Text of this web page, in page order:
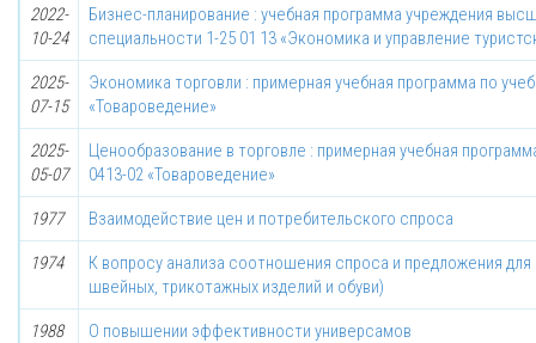
2022-
10-24
Бизнес-планирование : учебная программа учреждения
специальности 1-25 01 13 «Экономика и управление
2025-
07-15
Экономика торговли : примерная учебная программа по
«Товароведение»
2025-
05-07
Ценообразование в торговле : примерная учебная
0413-02 «Товароведение»
1977 Взаимодействие цен и потребительского спроса
1974
К вопросу анализа соотношения спроса и предложения
швейных, трикотажных изделий и обуви)
1988 О повышении эффективности универсамов